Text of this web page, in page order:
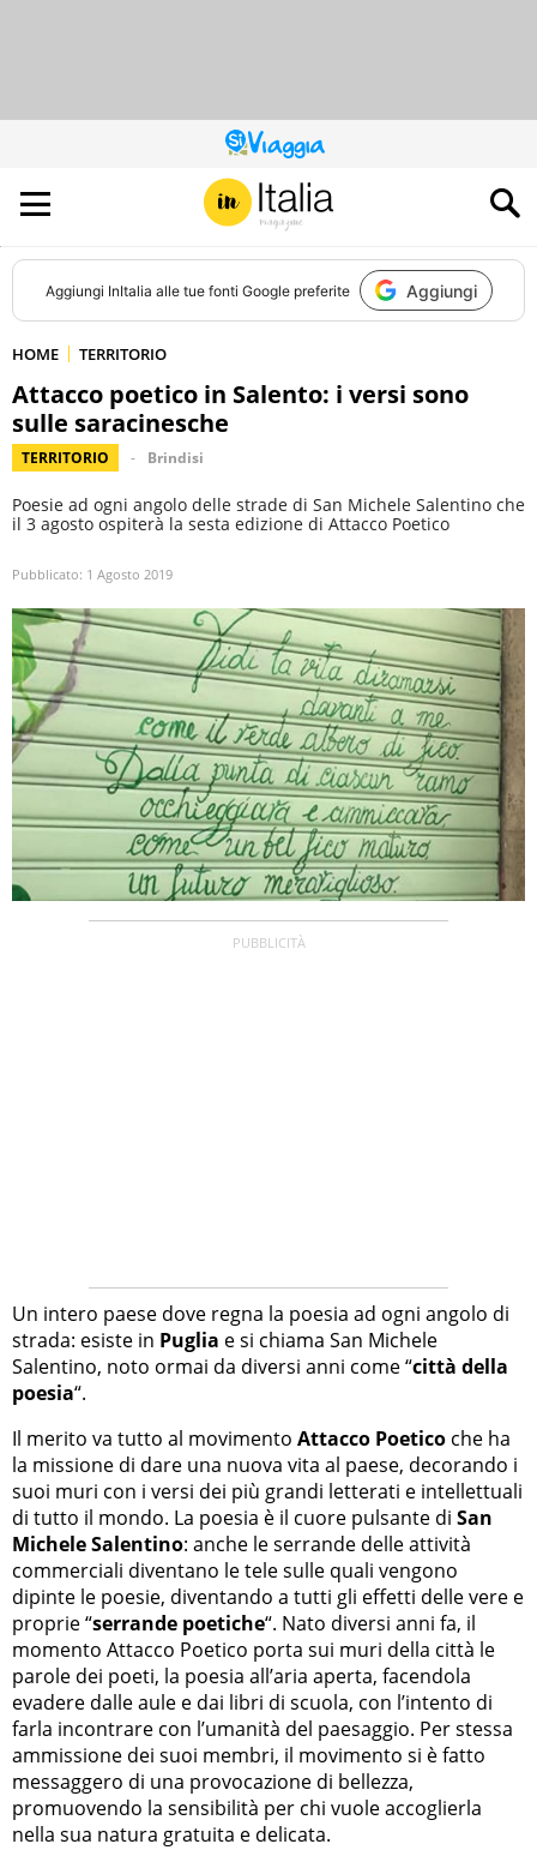
QUESTO
SITO
CONTRIBUISCE
ALL’AUDIENCE
DI
Aggiungi InItalia alle tue fonti Google preferite Aggiungi
HOME TERRITORIO
Attacco poetico in Salento: i versi sono
sulle saracinesche
TERRITORIO Brindisi
Poesie ad ogni angolo delle strade di San Michele Salentino che
il 3 agosto ospiterà la sesta edizione di Attacco Poetico
Pubblicato: 1 Agosto 2019
Un intero paese dove regna la poesia ad ogni angolo di
strada: esiste in Puglia e si chiama San Michele
Salentino, noto ormai da diversi anni come “città della
poesia“.
Il merito va tutto al movimento Attacco Poetico che ha
la missione di dare una nuova vita al paese, decorando i
suoi muri con i versi dei più grandi letterati e intellettuali
di tutto il mondo. La poesia è il cuore pulsante di San
Michele Salentino: anche le serrande delle attività
commerciali diventano le tele sulle quali vengono
dipinte le poesie, diventando a tutti gli effetti delle vere e
proprie “serrande poetiche“. Nato diversi anni fa, il
momento Attacco Poetico porta sui muri della città le
parole dei poeti, la poesia all’aria aperta, facendola
evadere dalle aule e dai libri di scuola, con l’intento di
farla incontrare con l’umanità del paesaggio. Per stessa
ammissione dei suoi membri, il movimento si è fatto
messaggero di una provocazione di bellezza,
promuovendo la sensibilità per chi vuole accoglierla
nella sua natura gratuita e delicata.